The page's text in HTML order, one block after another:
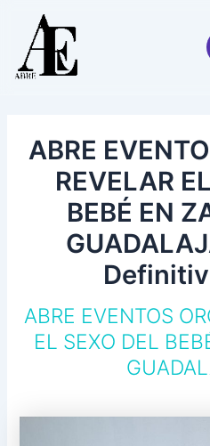
contenido
ABRE
REVELAR
BEBÉ EN
ABRE EVENTOS
EL SEXO DEL